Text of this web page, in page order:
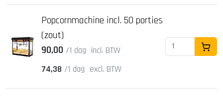
Popcornmachine incl. 50 porties
(zout)
90,00 /1 dag incl. BTW
74,38 /1 dag excl. BTW
In